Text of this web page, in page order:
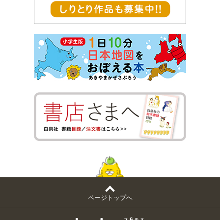
ページトップへ